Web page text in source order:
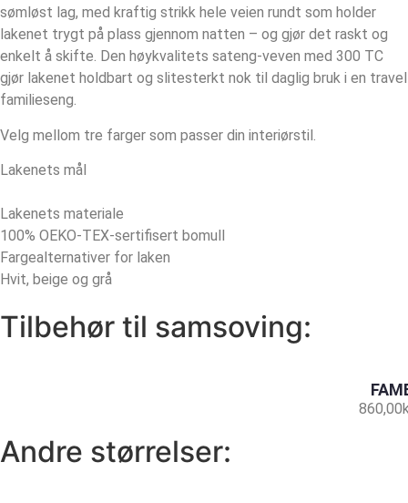
sømløst lag, med kraftig strikk hele veien rundt som holder
lakenet trygt på plass gjennom natten – og gjør det raskt og
enkelt å skifte. Den høykvalitets sateng-veven med 300 TC
gjør lakenet holdbart og slitesterkt nok til daglig bruk i en travel
familieseng.
Velg mellom tre farger som passer din interiørstil.
Lakenets mål
Lakenets materiale
100% OEKO-TEX-sertifisert bomull
Fargealternativer for laken
Hvit, beige og grå
Tilbehør til samsoving:
860,00
Andre størrelser: